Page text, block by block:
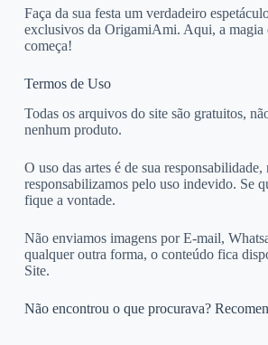
Faça da sua festa um verdadeiro
exclusivos da OrigamiAmi. Aqui, a magia
começa!
Termos de Uso
Todas os arquivos do site são gratuitos,
nenhum produto.
O uso das artes é de sua responsabilidade,
responsabilizamos pelo uso indevido. Se
fique a vontade.
Não enviamos imagens por E-mail,
qualquer outra forma, o conteúdo fica
Site.
Não encontrou o que procurava?